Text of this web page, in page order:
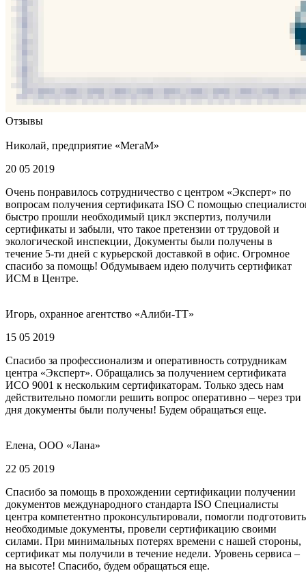
Отзывы
Николай, предприятие «МегаМ»
20 05 2019
Очень понравилось сотрудничество с центром «Эксперт» по
вопросам получения сертификата ISO С помощью
быстро прошли необходимый цикл экспертиз, получили
сертификаты и забыли, что такое претензии от трудовой и
экологической инспекции, Документы были получены в
течение 5-ти дней с курьерской доставкой в офис. Огромное
спасибо за помощь! Обдумываем идею получить сертификат
ИСМ в Центре.
Игорь, охранное агентство «Алиби-ТТ»
15 05 2019
Спасибо за профессионализм и оперативность сотрудникам
центра «Эксперт». Обращались за получением сертификата
ИСО 9001 к нескольким сертификаторам. Только здесь нам
действительно помогли решить вопрос оперативно – через три
дня документы были получены! Будем обращаться еще.
Елена, ООО «Лана»
22 05 2019
Спасибо за помощь в прохождении сертификации получении
документов международного стандарта ISO Специалисты
центра компетентно проконсультировали, помогли подготовить
необходимые документы, провели сертификацию своими
силами. При минимальных потерях времени с нашей стороны,
сертификат мы получили в течение недели. Уровень сервиса –
на высоте! Спасибо, будем обращаться еще.